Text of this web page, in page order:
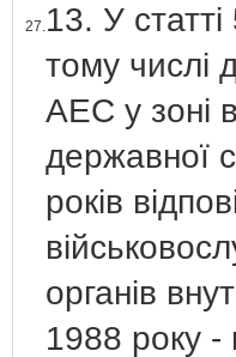
27.13. У
тому числі
АЕС у зоні
державної
років
органів
1988 року -